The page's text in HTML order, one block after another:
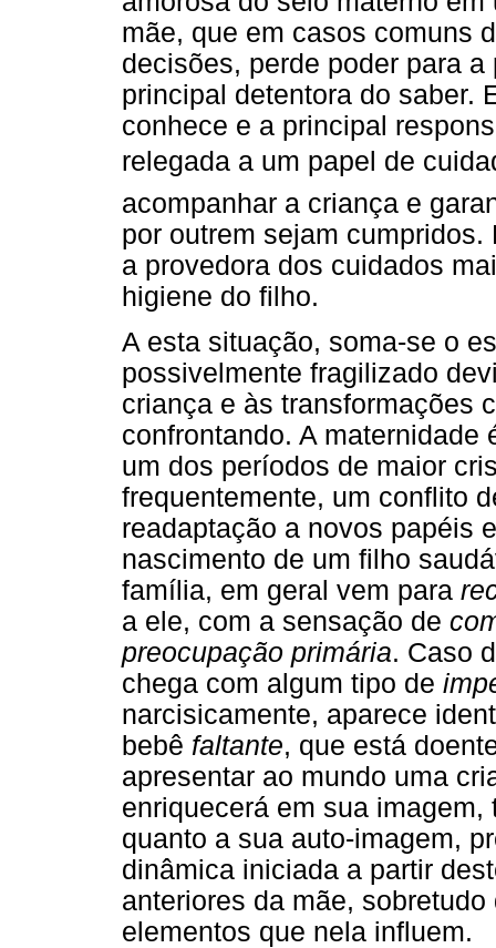
mãe, que em casos comuns
decisões, perde poder para
principal detentora do saber.
conhece e a principal
relegada a um papel de
acompanhar a criança e
por outrem sejam
a provedora dos cuidados
higiene do filho.
A esta situação, soma-se o
possivelmente fragilizado
criança e às transformações
confrontando. A
um dos períodos de maior
frequentemente, um conflito
readaptação a novos papéis
nascimento de um filho
família, em geral vem para
a ele, com a sensação de
preocupação primária. Caso
chega com algum tipo de
narcisicamente, aparece
bebê faltante, que está
apresentar ao mundo uma
enriquecerá em sua
quanto a sua auto-imagem,
dinâmica iniciada a partir
anteriores da mãe,
elementos que nela influem.